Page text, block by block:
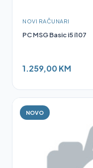
NOVI RAČUNARI
PC MSG Basic i5 i107
1.259,00 KM
NOVO